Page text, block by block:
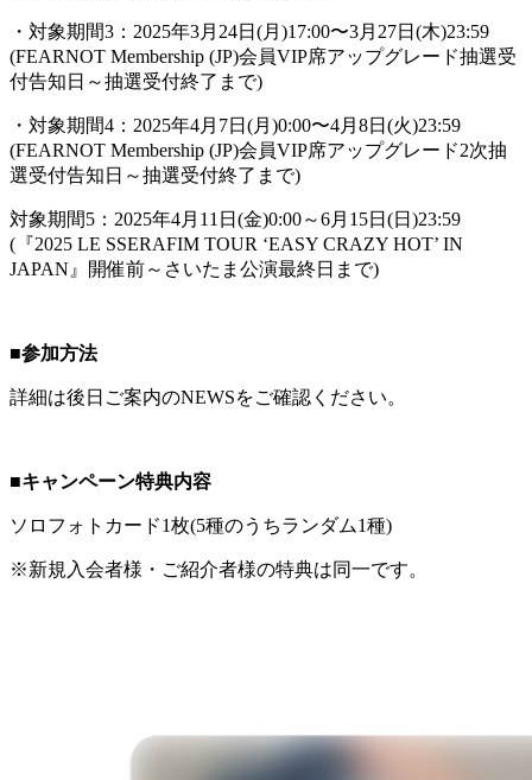
・対象期間3：2025年3月24日(月)17:00〜3月27日(木)23:59
(FEARNOT Membership (JP)会員VIP席アップグレード抽選受
付告知日～抽選受付終了まで)
・対象期間4：2025年4月7日(月)0:00〜4月8日(火)23:59
(FEARNOT Membership (JP)会員VIP席アップグレード2次抽
選受付告知日～抽選受付終了まで)
対象期間5：2025年4月11日(金)0:00～6月15日(日)23:59
(『2025 LE SSERAFIM TOUR ‘EASY CRAZY HOT’ IN
JAPAN』開催前～さいたま公演最終日まで)
■参加方法
詳細は後日ご案内のNEWSをご確認ください。
■キャンペーン特典内容
ソロフォトカード1枚(5種のうちランダム1種)
※新規入会者様・ご紹介者様の特典は同一です。